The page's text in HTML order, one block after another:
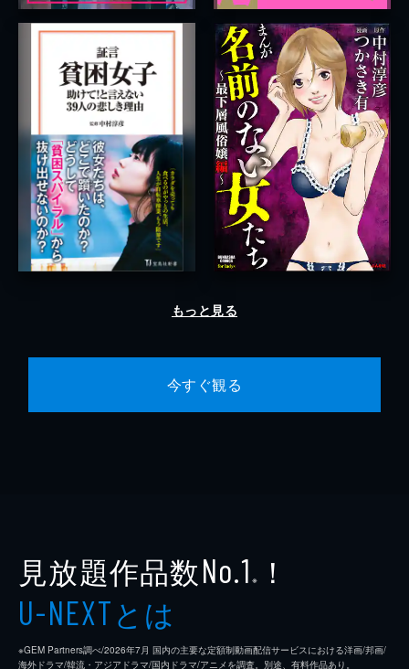
もっと見る
今すぐ観る
見放題作品数No.1 ※ ！
U-NEXTとは
※GEM Partners調べ/2026年7⽉ 国内の主要な定額制動画配信サービスにおける洋画/邦画/
海外ドラマ/韓流・アジアドラマ/国内ドラマ/アニメを調査。別途、有料作品あり。